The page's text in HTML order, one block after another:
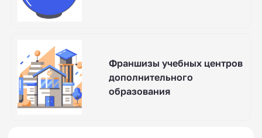
Франшизы учебных центров
дополнительного
образования